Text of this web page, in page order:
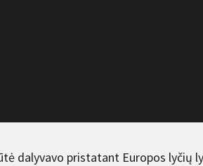
dalyvavo pristatant Europos